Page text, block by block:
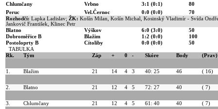
Chlumčany
Vrbno 3:1 (0:1)
80
Peruc
Vel.Černoc 0:0 (0:0)
70
Rozhodčí: Lapka Ladislav; ŽK: Košín Milan, Košín Michal, Kosinský Vladimír - Svída
Jankovič František, Klinec Petr
Blatno
Výškov 6:0 (3:0)
50
Dobroměřice B
Blažim 1:2 (0:0)
100
Postoloprty B
Cítoliby 0:0 (0:0)
50
TABULKA
Rk.
Tým Záp + 0 - Skóre Body (Prav)
1. Blažim 21 14 4 3 40: 25 46 ( 16)
2. Blatno 21 12 4 5 72: 27 40 ( 7)
3. Chlumčany 21 12 4 5 61: 40 40 ( 7)